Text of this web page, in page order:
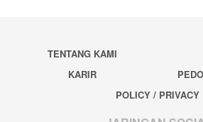
TENTANG KAMI
KARIR
POLICY / PRIVACY